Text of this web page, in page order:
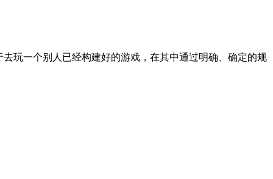
玩一个别人已经构建好的游戏，在其中通过明确、确定的规